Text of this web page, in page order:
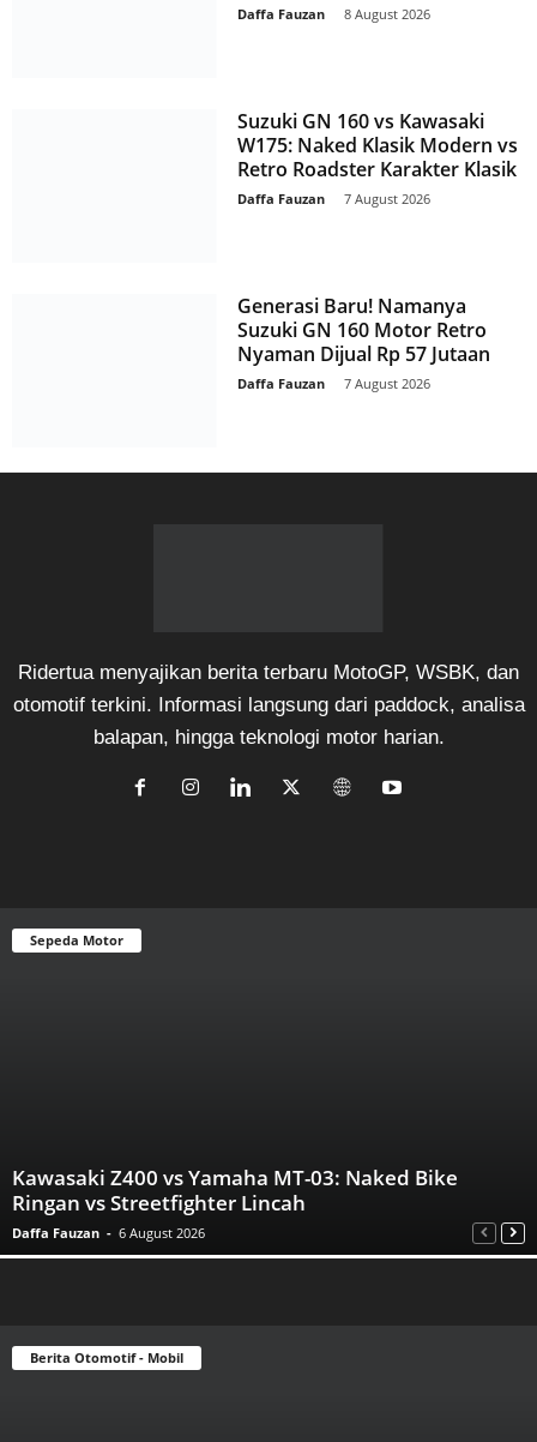
Daffa Fauzan 8 August 2026
Suzuki GN 160 vs Kawasaki
W175: Naked Klasik Modern vs
Retro Roadster Karakter Klasik
Daffa Fauzan 7 August 2026
Generasi Baru! Namanya
Suzuki GN 160 Motor Retro
Nyaman Dijual Rp 57 Jutaan
Daffa Fauzan 7 August 2026
Ridertua menyajikan berita terbaru MotoGP, WSBK, dan
otomotif terkini. Informasi langsung dari paddock, analisa
balapan, hingga teknologi motor harian.
Sepeda Motor
Kawasaki Z400 vs Yamaha MT-03: Naked Bike
Ringan vs Streetfighter Lincah
Daffa Fauzan - 6 August 2026
Berita Otomotif - Mobil